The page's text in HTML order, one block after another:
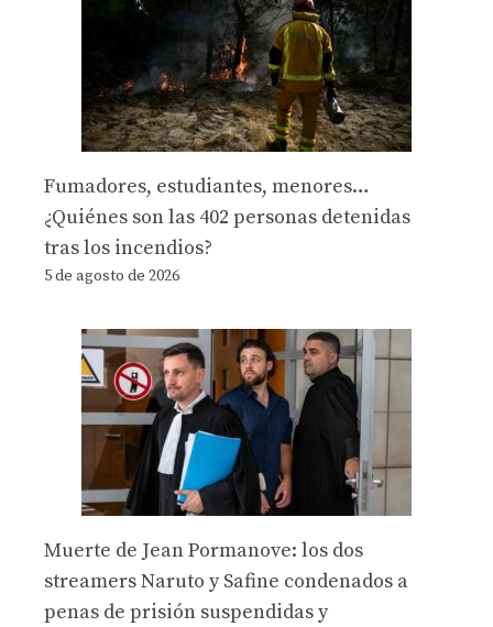
Fumadores, estudiantes, menores…
¿Quiénes son las 402 personas detenidas
tras los incendios?
5 de agosto de 2026
Muerte de Jean Pormanove: los dos
streamers Naruto y Safine condenados a
penas de prisión suspendidas y